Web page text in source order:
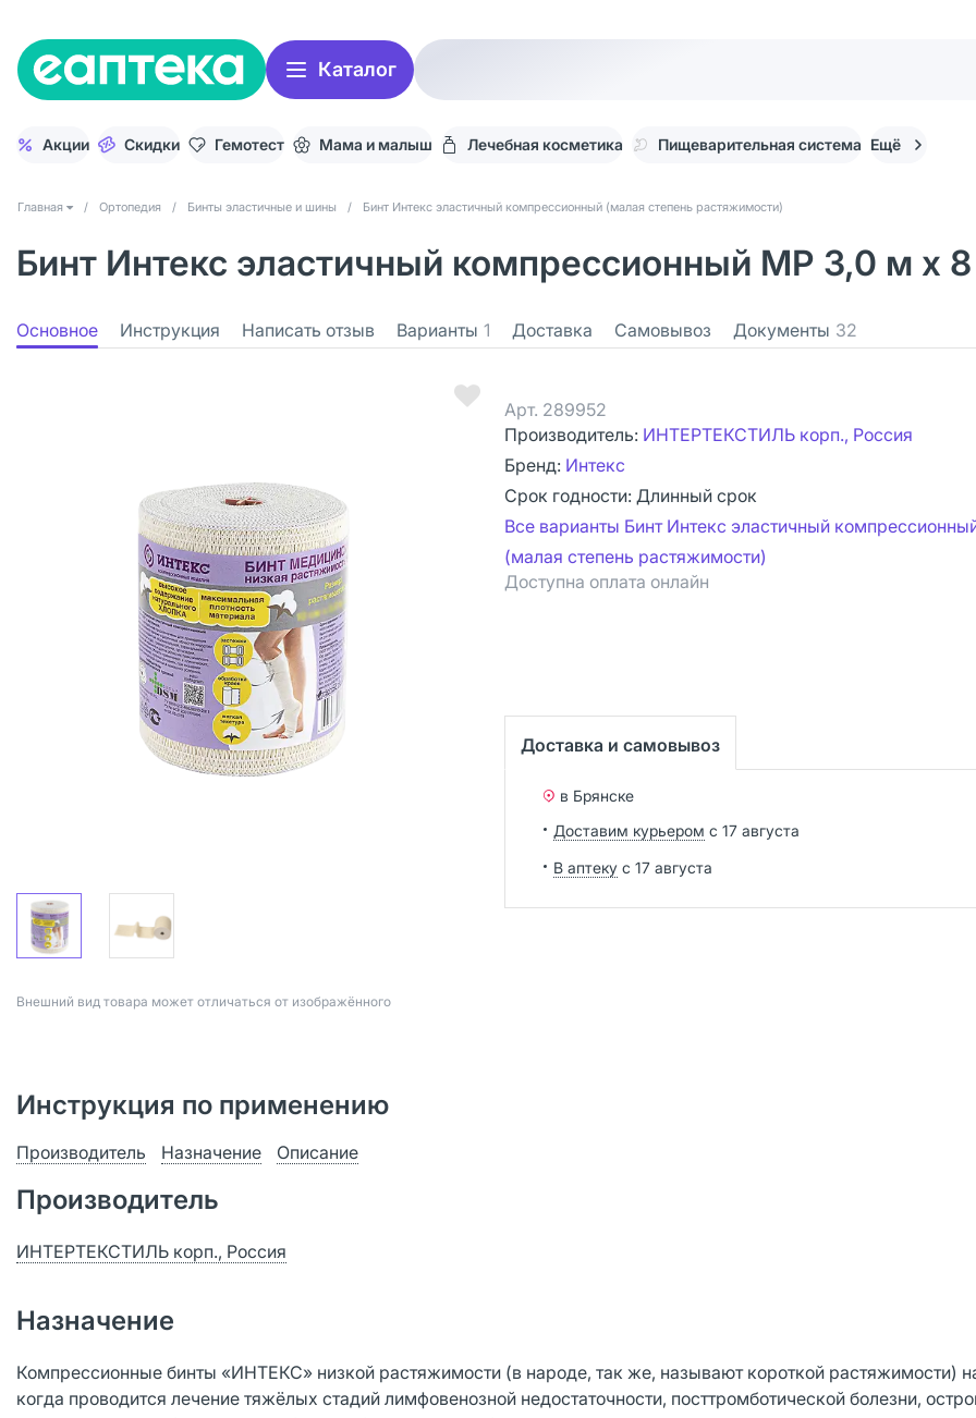
Каталог
Акции Скидки Гемотест Мама и малыш Лечебная косметика Пищеварительная система Ещё
Главная / Ортопедия / Бинты эластичные и шины / Бинт Интекс эластичный компрессионный (малая степень растяжимости)
Бинт Интекс эластичный компрессионный МР 3,0 м х
Основное Инструкция Написать отзыв Варианты 1 Доставка Самовывоз Документы 32
Bнешний вид товара может отличаться от изображённого
Арт. 289952
Производитель: ИНТЕРТЕКСТИЛЬ корп., Россия
Бренд: Интекс
Срок годности: Длинный срок
Все варианты Бинт Интекс эластичный
(малая степень растяжимости)
Доступна оплата онлайн
Доставка и самовывоз
в Брянске
Доставим курьером с 17 августа
В аптеку с 17 августа
Инструкция по применению
Производитель Назначение Описание
Производитель
ИНТЕРТЕКСТИЛЬ корп., Россия
Назначение
Компрессионные бинты «ИНТЕКС» низкой растяжимости (в народе, так же, называют короткой растяжимости)
когда проводится лечение тяжёлых стадий лимфовенозной недостаточности, посттромботической болезни,